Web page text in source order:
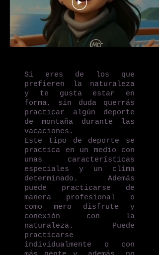
Los Expertos
Guía por las
Si eres de los que
prefieren la naturaleza
y te gusta estar en
forma, sin duda querrás
practicar algún deporte
de montaña durante las
vacaciones.
Este tipo de deporte se
practica en un medio con
unas características
especiales y un clima
determinado. Además
puede practicarse de
manera profesional o
como mero disfrute y
conexión con la
naturaleza. Puede
practicarse
individualmente o con